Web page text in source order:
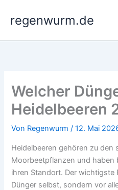
Inhalt
springen
regenwurm.de
Welcher
Heidelbeeren
Von Regenwurm/12. Mai
Heidelbeeren gehören zu den
Moorbeetpflanzen und haben
ihren Standort. Der
Dünger selbst, sondern vor